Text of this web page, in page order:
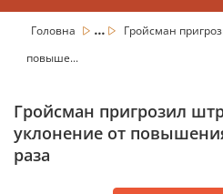
Головна ...
Гройсман
повыше...
Гройсман пригрозил
уклонение от
раза